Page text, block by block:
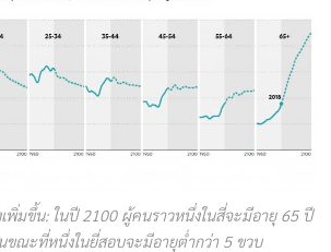
เพิ่มขึ้น: ในปี 2100 ผู้คนราวหนึ่งในสี่จะมีอายุ 65 ปี
ขณะที่หนึ่งในยี่สอบจะมีอายุต่ำกว่า 5 ขวบ